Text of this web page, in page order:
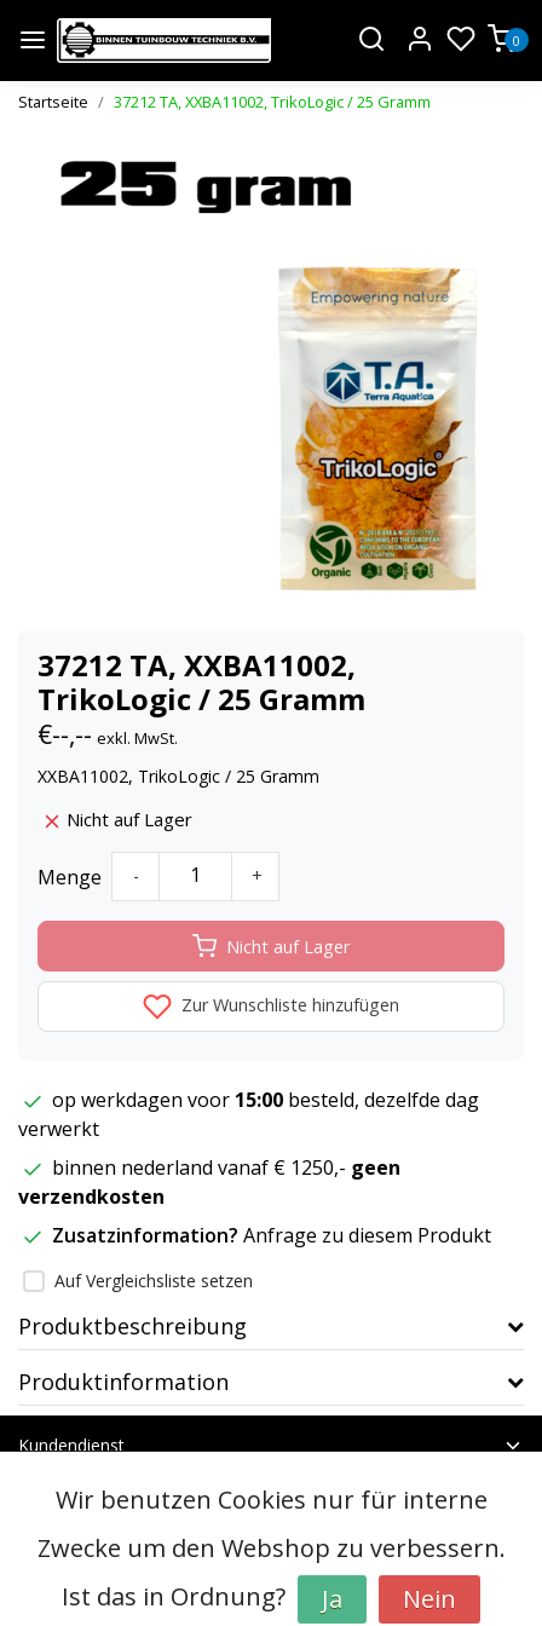
0
Startseite 37212 TA, XXBA11002, TrikoLogic / 25 Gramm
37212 TA, XXBA11002,
TrikoLogic / 25 Gramm
€--,-- exkl. MwSt.
XXBA11002, TrikoLogic / 25 Gramm
Nicht auf Lager
Menge - +
Nicht auf Lager
Zur Wunschliste hinzufügen
op werkdagen voor 15:00 besteld, dezelfde dag
verwerkt
binnen nederland vanaf € 1250,- geen
verzendkosten
Zusatzinformation? Anfrage zu diesem Produkt
Auf Vergleichsliste setzen
Produktbeschreibung
Produktinformation
Kundendienst
Kategorien
Kontakt
© Copyright 2026 - btt | RealisatieInStijl Media
Wir benutzen Cookies nur für interne
Zwecke um den Webshop zu verbessern.
Ist das in Ordnung?
Ja Nein